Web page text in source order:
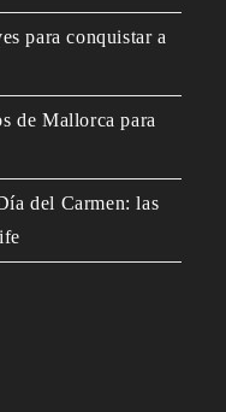
para conquistar a
de Mallorca para
del Carmen: las